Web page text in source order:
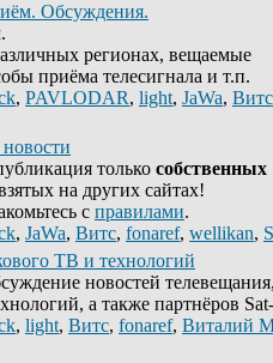
Обсуждения.
регионах, вещаемые
приёма телесигнала и т.п.
, PAVLODAR, light, JaWa, Витс
только собственных
на других сайтах!
с правилами.
, JaWa, Витс, fonaref, wellikan,
ТВ и технологий
новостей
а также партнёров
, light, Витс, fonaref, Виталий